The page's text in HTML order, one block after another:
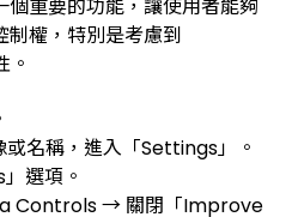
重要的功能，讓使用者能夠
制權，特別是考慮到
。
名稱，進入「Settings」。
選項。
Controls → 關閉「Improve